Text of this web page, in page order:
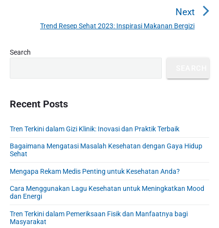
i
g
i
n
o
s
o
t
Next
N
Trend Resep Sehat 2023: Inspirasi Makanan Bergizi
P
r
i
d
e
a
r
Search
Recent Posts
Tren Terkini dalam Gizi Klinik: Inovasi dan Praktik Terbaik
Bagaimana Mengatasi Masalah Kesehatan dengan Gaya Hidup
Sehat
Mengapa Rekam Medis Penting untuk Kesehatan Anda?
Cara Menggunakan Lagu Kesehatan untuk Meningkatkan Mood
dan Energi
Tren Terkini dalam Pemeriksaan Fisik dan Manfaatnya bagi
Masyarakat